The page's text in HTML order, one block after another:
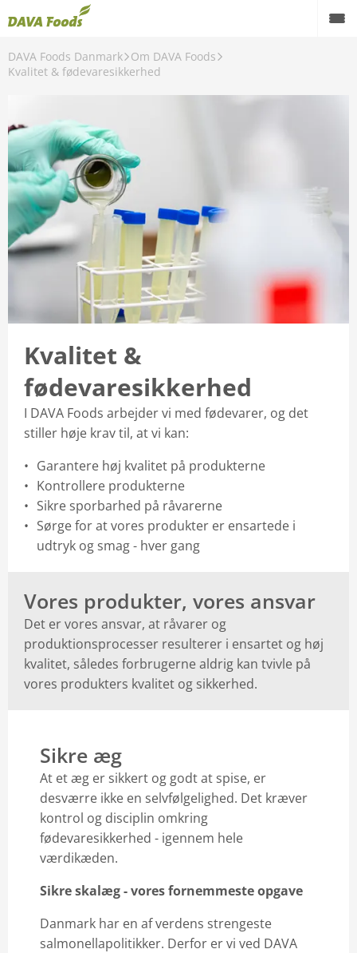
DAVA Foods Danmark Om DAVA Foods
Kvalitet & fødevaresikkerhed
Kvalitet &
fødevaresikkerhed
I DAVA Foods arbejder vi med fødevarer, og det
stiller høje krav til, at vi kan:
Garantere høj kvalitet på produkterne
Kontrollere produkterne
Sikre sporbarhed på råvarerne
Sørge for at vores produkter er ensartede i
udtryk og smag - hver gang
Vores produkter, vores ansvar
Det er vores ansvar, at råvarer og
produktionsprocesser resulterer i ensartet og høj
kvalitet, således forbrugerne aldrig kan tvivle på
vores produkters kvalitet og sikkerhed.
Sikre æg
At et æg er sikkert og godt at spise, er
desværre ikke en selvfølgelighed. Det kræver
kontrol og disciplin omkring
fødevaresikkerhed - igennem hele
værdikæden.
Sikre skalæg - vores fornemmeste opgave
Danmark har en af verdens strengeste
salmonellapolitikker. Derfor er vi ved DAVA